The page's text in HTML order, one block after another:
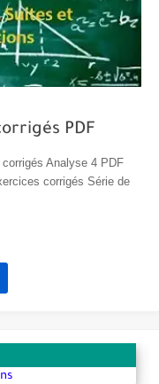
PDF
Analyse 4 PDF
corrigés Série de